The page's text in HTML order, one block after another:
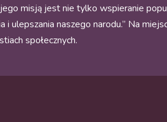
misją jest nie tylko wspieranie
ulepszania naszego narodu.” Na
społecznych.